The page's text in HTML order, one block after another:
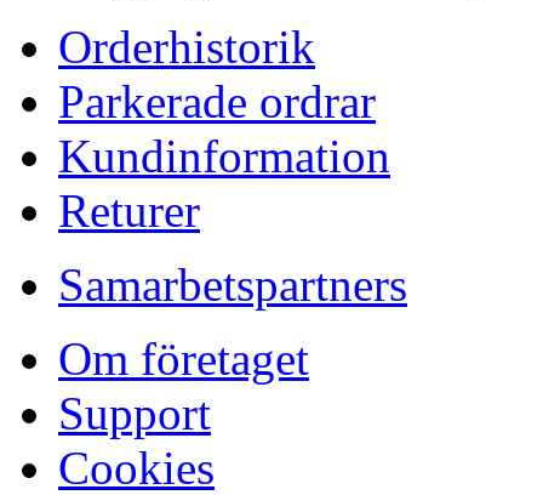
Orderhistorik
Parkerade ordrar
Kundinformation
Returer
Samarbetspartners
Om företaget
Support
Cookies